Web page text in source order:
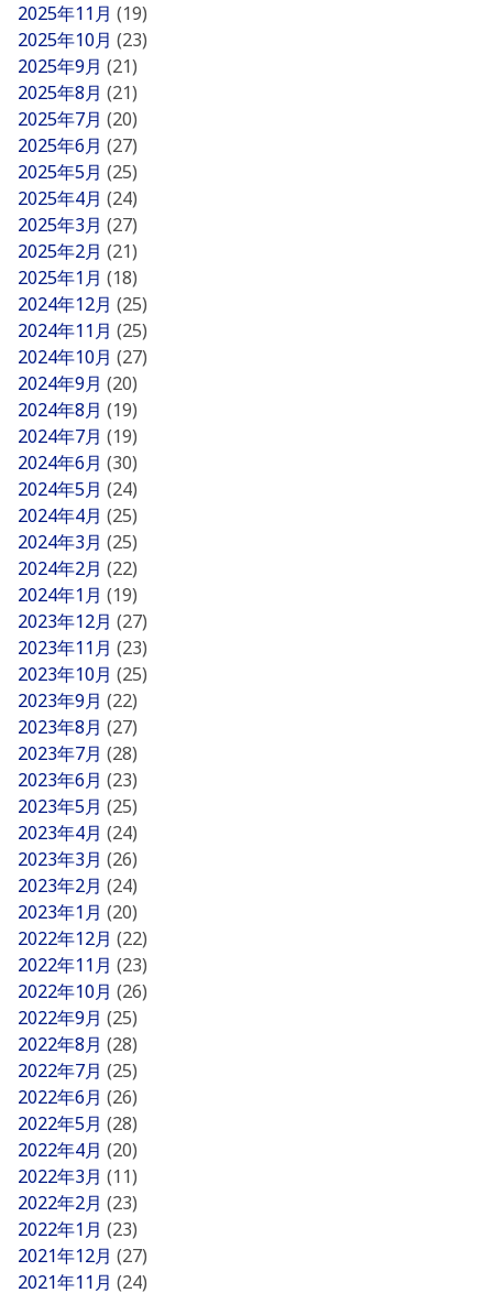
2025年11月 (19)
2025年10月 (23)
2025年9月 (21)
2025年8月 (21)
2025年7月 (20)
2025年6月 (27)
2025年5月 (25)
2025年4月 (24)
2025年3月 (27)
2025年2月 (21)
2025年1月 (18)
2024年12月 (25)
2024年11月 (25)
2024年10月 (27)
2024年9月 (20)
2024年8月 (19)
2024年7月 (19)
2024年6月 (30)
2024年5月 (24)
2024年4月 (25)
2024年3月 (25)
2024年2月 (22)
2024年1月 (19)
2023年12月 (27)
2023年11月 (23)
2023年10月 (25)
2023年9月 (22)
2023年8月 (27)
2023年7月 (28)
2023年6月 (23)
2023年5月 (25)
2023年4月 (24)
2023年3月 (26)
2023年2月 (24)
2023年1月 (20)
2022年12月 (22)
2022年11月 (23)
2022年10月 (26)
2022年9月 (25)
2022年8月 (28)
2022年7月 (25)
2022年6月 (26)
2022年5月 (28)
2022年4月 (20)
2022年3月 (11)
2022年2月 (23)
2022年1月 (23)
2021年12月 (27)
2021年11月 (24)